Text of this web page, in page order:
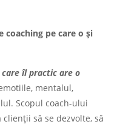
coaching pe care o și
îl practic are o
mentalul,
Scopul coach-ului
să se dezvolte, să